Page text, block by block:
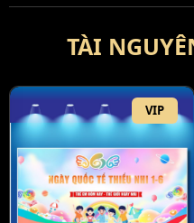
TÀI
VIP